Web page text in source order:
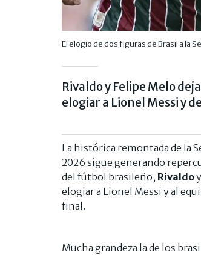
El elogio de dos figuras de Brasil a la
Rivaldo y Felipe Melo
elogiar a Lionel Messi y
La histórica remontada de la
2026 sigue generando
del fútbol brasileño, Rivaldoy
elogiar a Lionel Messi y al
final.
Mucha grandeza la de los